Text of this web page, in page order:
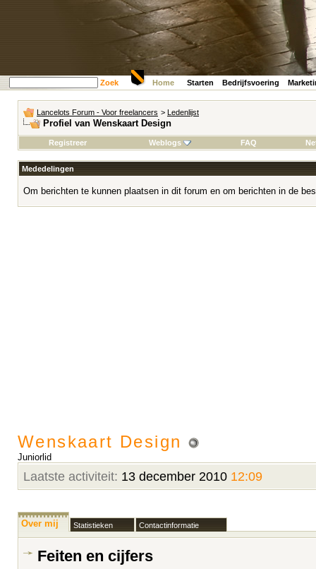
Zoek Home Starten Bedrijfsvoering
Lancelots Forum - Voor freelancers > Ledenlijst
Profiel van Wenskaart Design
Registreer Weblogs FAQ
Mededelingen
Om berichten te kunnen plaatsen in dit forum en om berichten in de
Wenskaart Design
Juniorlid
Laatste activiteit: 13 december 2010 12:09
Over mij Statistieken Contactinformatie
Feiten en cijfers